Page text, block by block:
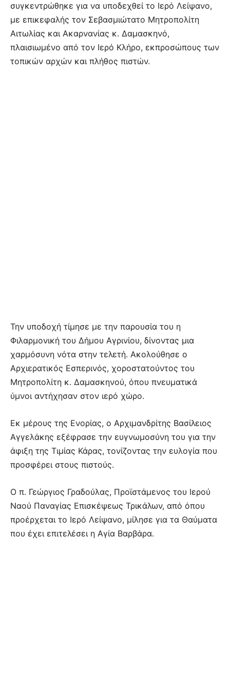
συγκεντρώθηκε για να υποδεχθεί το Ιερό Λείψανο,
με επικεφαλής τον Σεβασμιώτατο Μητροπολίτη
Αιτωλίας και Ακαρνανίας κ. Δαμασκηνό,
πλαισιωμένο από τον Ιερό Κλήρο, εκπροσώπους των
τοπικών αρχών και πλήθος πιστών.
Την υποδοχή τίμησε με την παρουσία του η
Φιλαρμονική του Δήμου Αγρινίου, δίνοντας μια
χαρμόσυνη νότα στην τελετή. Ακολούθησε ο
Αρχιερατικός Εσπερινός, χοροστατούντος του
Μητροπολίτη κ. Δαμασκηνού, όπου πνευματικά
ύμνοι αντήχησαν στον ιερό χώρο.
Εκ μέρους της Ενορίας, ο Αρχιμανδρίτης Βασίλειος
Αγγελάκης εξέφρασε την ευγνωμοσύνη του για την
άφιξη της Τιμίας Κάρας, τονίζοντας την ευλογία που
προσφέρει στους πιστούς.
Ο π. Γεώργιος Γραδούλας, Προϊστάμενος του Ιερού
Ναού Παναγίας Επισκέψεως Τρικάλων, από όπου
προέρχεται το Ιερό Λείψανο, μίλησε για τα Θαύματα
που έχει επιτελέσει η Αγία Βαρβάρα.